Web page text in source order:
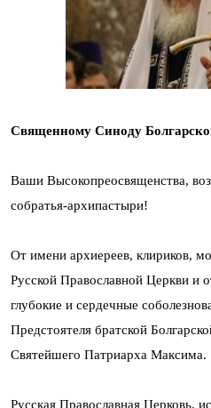
Священному Синоду
Ваши Высокопреосвященства,
собратья-архипастыри!
От имени архиереев, клириков,
Русской Православной Церкви и
глубокие и сердечные
Предстоятеля братской
Святейшего Патриарха Максима.
Русская Православная Церковь,